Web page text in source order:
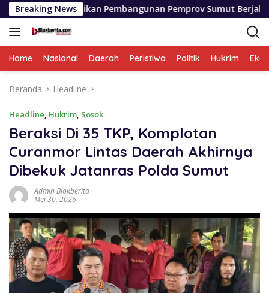
Langsung
ke
konten
Breaking News
Pembangunan Pemprov Sumut Berjalan Sesuai Rencana
Home Nasional Daerah Peristiwa Politik Hukrim
Beranda Headline
Headline, Hukrim, Sosok
Beraksi Di 35 TKP, Komplotan
Curanmor Lintas Daerah Akhirnya
Dibekuk Jatanras Polda Sumut
Admin Blokberita
Mei 30, 2026